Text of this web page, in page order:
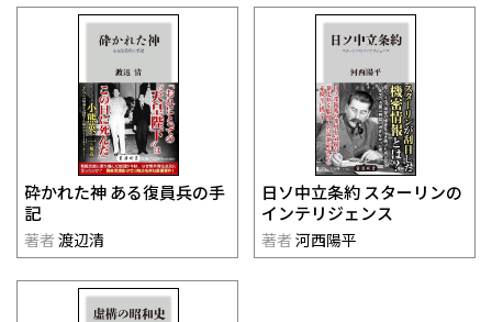
砕かれた神 ある復員兵の手
記
著者 渡辺清
日ソ中立条約 スターリンの
インテリジェンス
著者 河西陽平